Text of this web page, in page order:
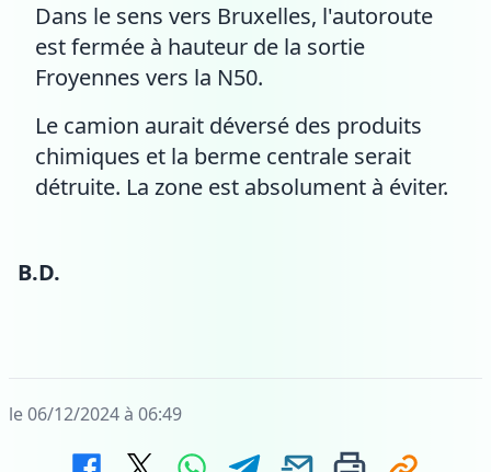
Dans le sens vers Bruxelles, l'autoroute
est fermée à hauteur de la sortie
Froyennes vers la N50.
Le camion aurait déversé des produits
chimiques et la berme centrale serait
détruite. La zone est absolument à éviter.
B.D.
le 06/12/2024 à 06:49